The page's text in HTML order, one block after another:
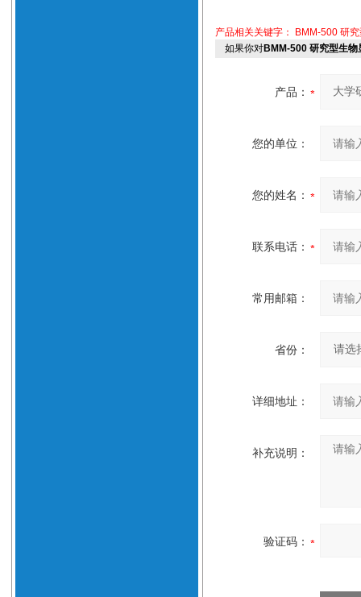
产品相关关键字：
BMM-500 研
如果你对BMM-500 研究型生
产品：
您的单位：
您的姓名：
联系电话：
常用邮箱：
省份：
详细地址：
补充说明：
验证码：